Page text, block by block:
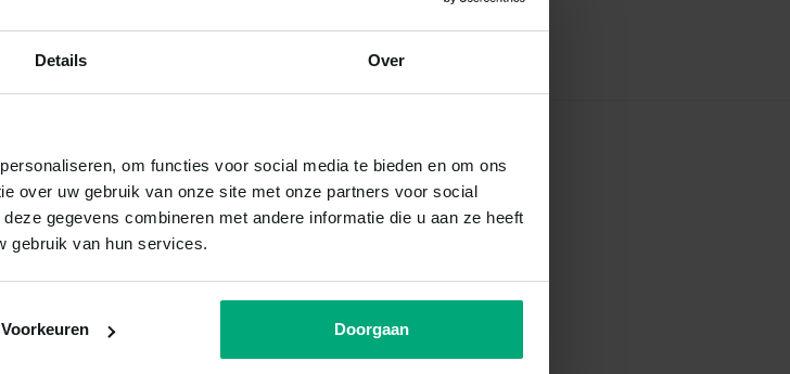
Details Over
om functies voor social media te bieden en om ons
over uw gebruik van onze site met onze partners voor social
gegevens combineren met andere informatie die u aan ze heeft
gebruik van hun services.
Voorkeuren Doorgaan